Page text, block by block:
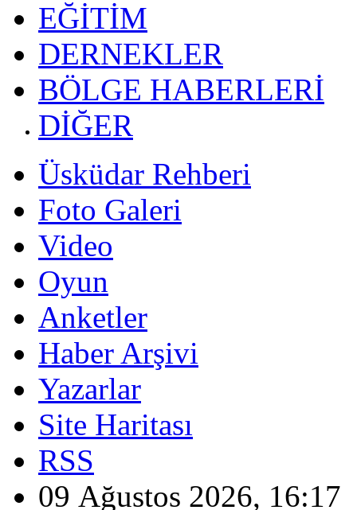
EĞİTİM
DERNEKLER
BÖLGE HABERLERİ
DİĞER
Üsküdar Rehberi
Foto Galeri
Video
Oyun
Anketler
Haber Arşivi
Yazarlar
Site Haritası
RSS
09 Ağustos 2026, 16:17